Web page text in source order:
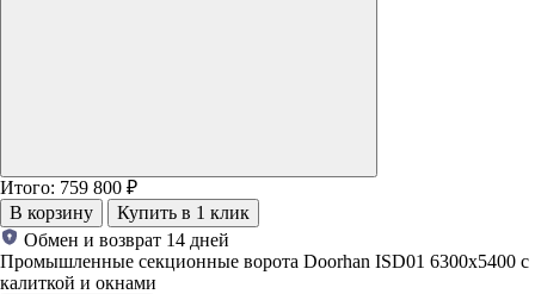
Итого: 759 800 ₽
В корзину
Купить в 1 клик
Обмен и возврат 14 дней
Промышленные секционные ворота Doorhan ISD01 6300x5400 с
калиткой и окнами